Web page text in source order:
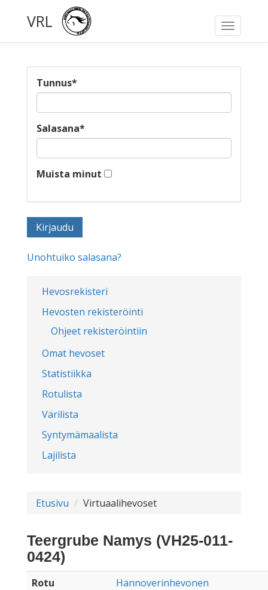
Toggle
VRL
Hevosrekisteri
Hevosten rekisteröinti
Ohjeet rekisteröintiin
Omat hevoset
Statistiikka
Rotulista
Värilista
Syntymämaalista
Lajilista
Tunnus*
Salasana*
Muista minut
Unohtuiko salasana?
Etusivu Virtuaalihevoset
Teergrube Namys (VH25-011-
0424)
Rotu
Hannoverinhevonen